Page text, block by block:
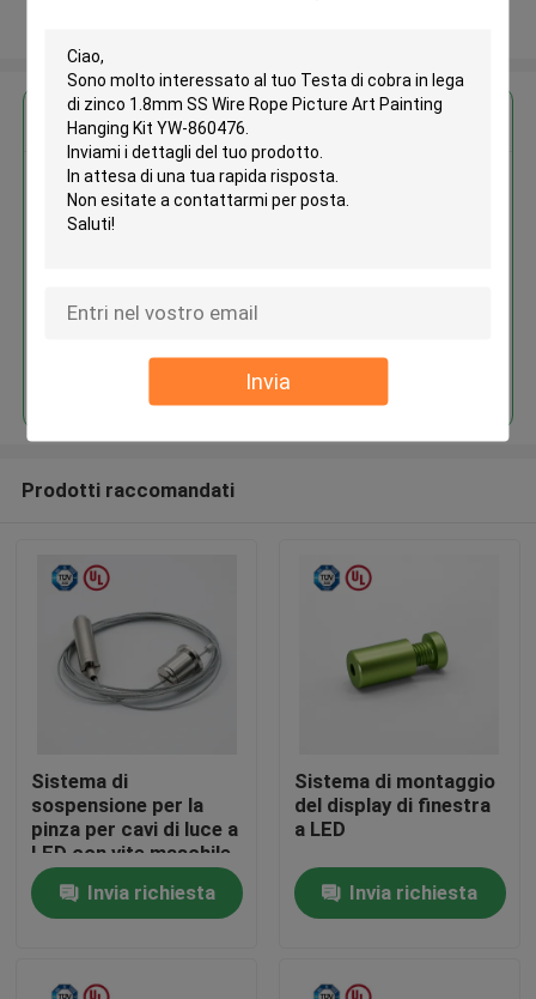
Invia
Casa
Prodotti
Video
Ottieni il miglior prezzo per
Testa di cobra in lega di zinco
1.8mm SS Wire Rope Picture Art
Prodotti raccomandati
Sistema di
sospensione per la
pinza per cavi di luce a
LED con vite maschile
Invia richiesta
Sistema di montaggio
del display di finestra
a LED
Invia richiesta